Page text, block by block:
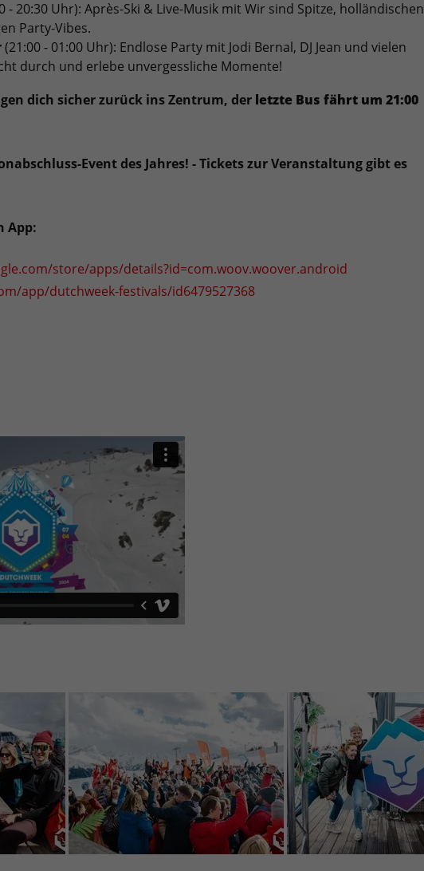
- 20:30 Uhr): Après-Ski & Live-Musik mit Wir sind Spitze, holländischen
Party-Vibes.
(21:00 - 01:00 Uhr): Endlose Party mit Jodi Bernal, DJ Jean und vielen
durch und erlebe unvergessliche Momente!
dich sicher zurück ins Zentrum, der letzte Bus fährt um 21:00
Event des Jahres! - Tickets zur Veranstaltung gibt es
App:
store/apps/details?id=com.woov.woover.android
app/dutchweek-festivals/id6479527368